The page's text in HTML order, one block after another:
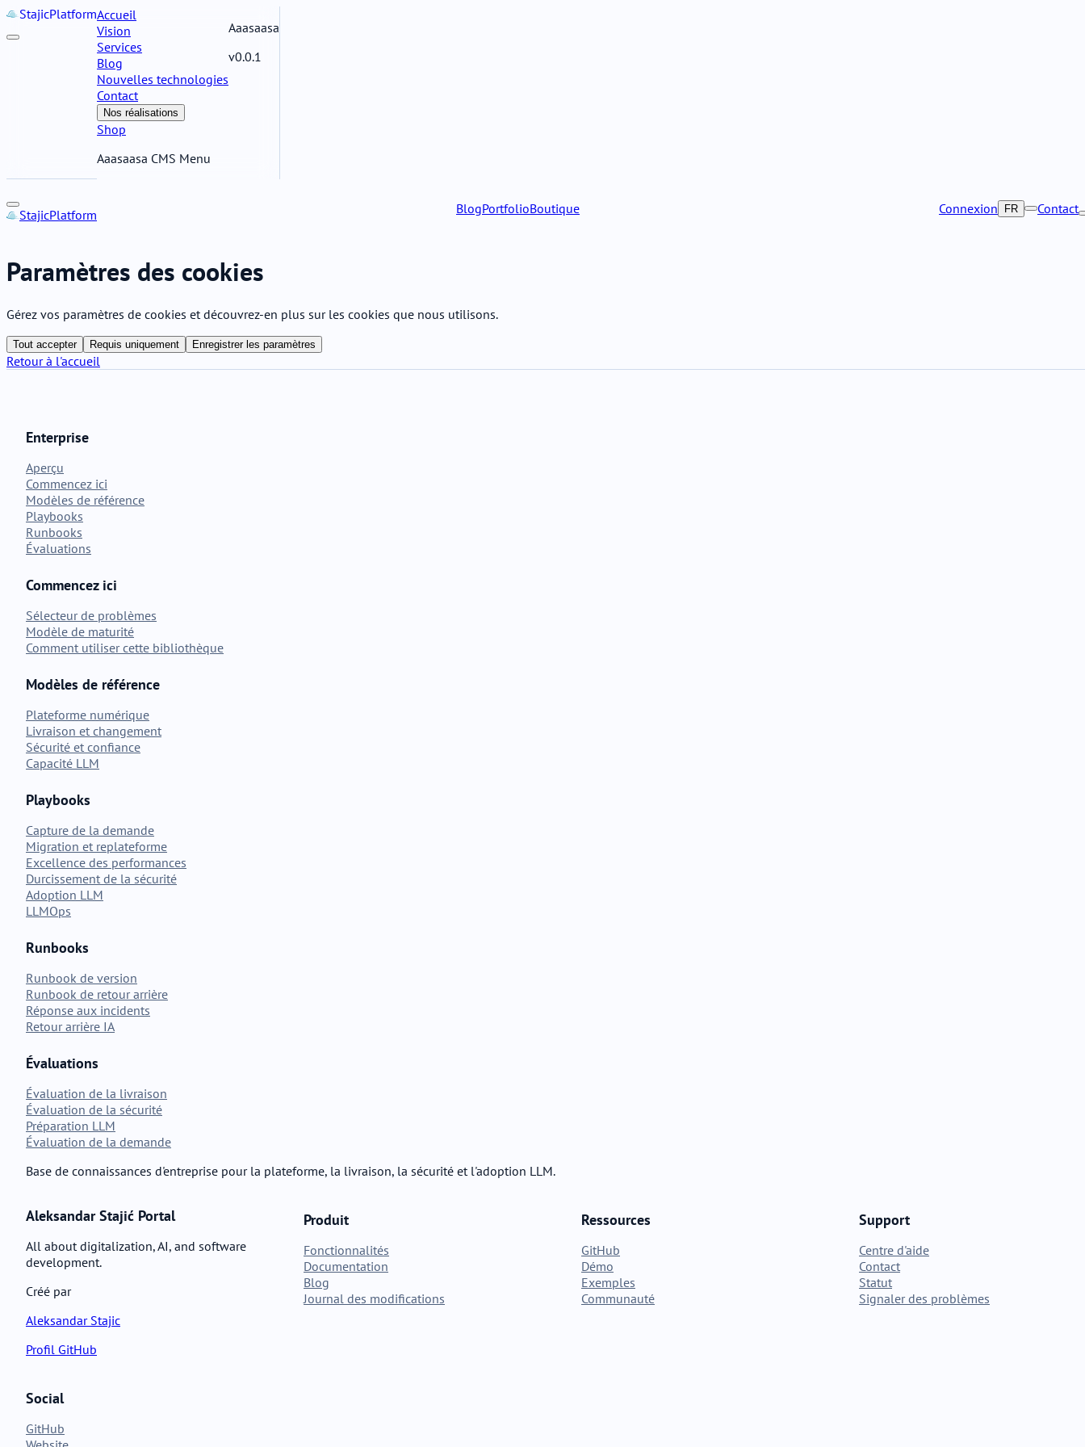
StajicPlatformAccueil
Vision
Services
Blog
Nouvelles technologies
Contact
Nos réalisations
Shop
Aaasaasa CMS Menu
Aaasaasa
v0.0.1
StajicPlatform BlogPortfolioBoutique Connexion FR Contact
Paramètres des cookies
Gérez vos paramètres de cookies et découvrez-en plus sur les cookies que nous utilisons.
Tout accepter Requis uniquement Enregistrer les paramètres
Retour à l'accueil
Enterprise
Aperçu
Commencez ici
Modèles de référence
Playbooks
Runbooks
Évaluations
Commencez ici
Sélecteur de problèmes
Modèle de maturité
Comment utiliser cette bibliothèque
Modèles de référence
Plateforme numérique
Livraison et changement
Sécurité et confiance
Capacité LLM
Playbooks
Capture de la demande
Migration et replateforme
Excellence des performances
Durcissement de la sécurité
Adoption LLM
LLMOps
Runbooks
Runbook de version
Runbook de retour arrière
Réponse aux incidents
Retour arrière IA
Évaluations
Évaluation de la livraison
Évaluation de la sécurité
Préparation LLM
Évaluation de la demande
Base de connaissances d'entreprise pour la plateforme, la livraison, la sécurité et l'adoption LLM.
Aleksandar Stajić Portal
All about digitalization, AI, and software
development.
Créé par
Aleksandar Stajic
Profil GitHub
Produit
Fonctionnalités
Documentation
Blog
Journal des modifications
Ressources
GitHub
Démo
Exemples
Communauté
Support
Centre d'aide
Contact
Statut
Signaler des problèmes
Social
GitHub